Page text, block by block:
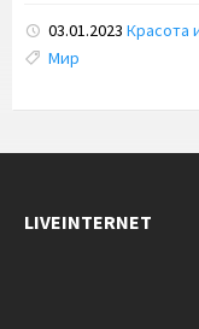
03.01.2023 Красота
Tags:
Мир
LIVEINTERNET